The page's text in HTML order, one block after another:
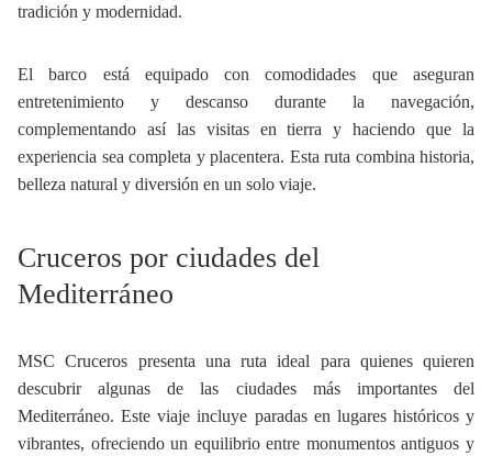
tradición y modernidad.
El barco está equipado con comodidades que aseguran
entretenimiento y descanso durante la navegación,
complementando así las visitas en tierra y haciendo que la
experiencia sea completa y placentera. Esta ruta combina historia,
belleza natural y diversión en un solo viaje.
Cruceros por ciudades del
Mediterráneo
MSC Cruceros presenta una ruta ideal para quienes quieren
descubrir algunas de las ciudades más importantes del
Mediterráneo. Este viaje incluye paradas en lugares históricos y
vibrantes, ofreciendo un equilibrio entre monumentos antiguos y